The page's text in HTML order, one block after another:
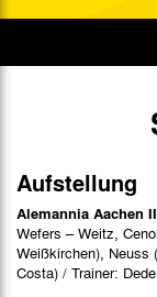
Aufstellung
Alemannia Aachen
Wefers – Weitz,
Weißkirchen), Neuss
Costa) / Trainer: